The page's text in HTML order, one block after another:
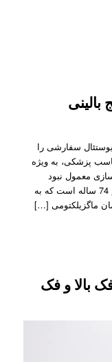
بالینی
سفارشی را
نامناسب پزشکی، به ویژه
معمول نبود
بررسی می‌کنیم. شرح حال بیمار بیمار یک خانم 74 ساله است که به
ماگزیلکتومی […]
بالا و فک